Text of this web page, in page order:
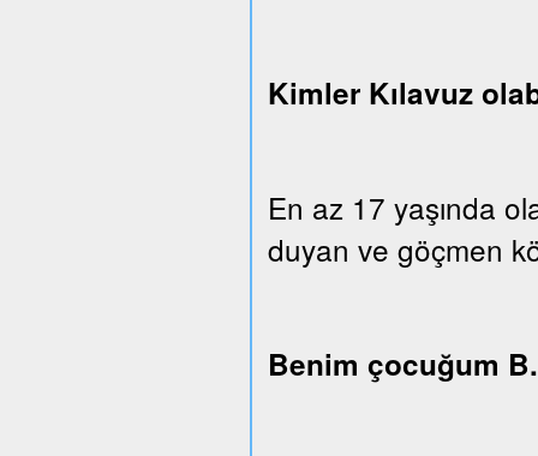
Kimler Kılavuz
En az 17 yaşında
duyan ve göçmen
Benim çocuğum